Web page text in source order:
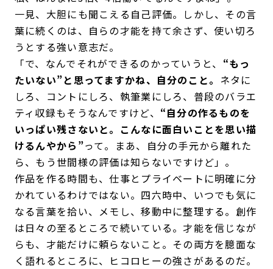
一見、大胆にも聞こえる自己評価。しかし、その言
葉に続くのは、自らの才能を持て余さず、使い切ろ
うとする強い意志だ。
「で、なんでそれができるのかっていうと、 “もっ
たいない”と思ってますかね、自分のこと。 ネタに
しろ、コントにしろ、執筆業にしろ、普段のバラエ
ティ収録もそうなんですけど、 “自分の作るものを
いっぱい残さないと。こんなに面白いことを思い描
けるんやから”って。まあ、自分の手元から離れた
ら、もう世間様の評価は知らないですけど」。
作品を作る時間も、仕事とプライベートに明確に分
かれているわけではない。四六時中、いつでも気に
なる言葉を拾い、メモし、移動中に整理する。創作
は日々の至るところで続いている。才能を信じなが
らも、才能だけに頼らないこと。その両方を臆面な
く語れるところに、ヒコロヒーの強さがあるのだ。